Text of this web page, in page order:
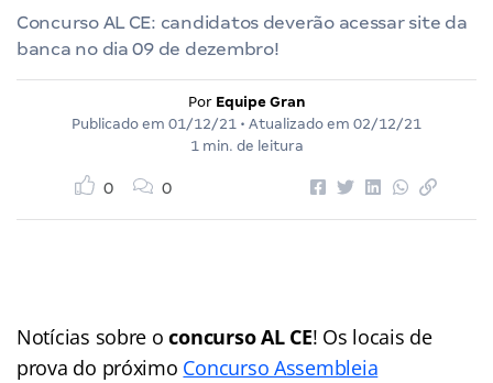
Concurso AL CE: candidatos deverão acessar site da
banca no dia 09 de dezembro!
Por Equipe Gran
Publicado em 01/12/21 • Atualizado em 02/12/21
1 min. de leitura
0 0
Notícias sobre o concurso AL CE! Os locais de
prova do próximo Concurso Assembleia